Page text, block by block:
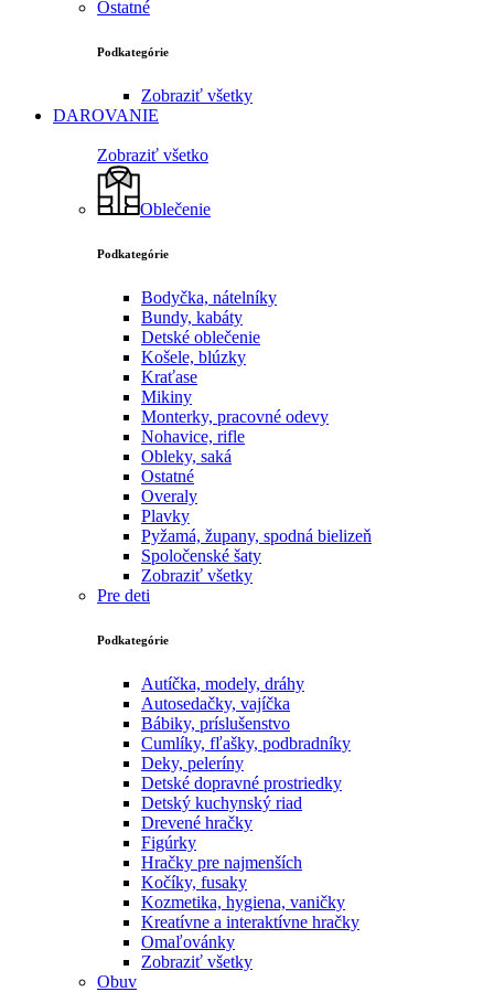
Ostatné
Podkategórie
Zobraziť všetky
DAROVANIE
Zobraziť všetko
Oblečenie
Podkategórie
Bodyčka, nátelníky
Bundy, kabáty
Detské oblečenie
Košele, blúzky
Kraťase
Mikiny
Monterky, pracovné odevy
Nohavice, rifle
Obleky, saká
Ostatné
Overaly
Plavky
Pyžamá, župany, spodná bielizeň
Spoločenské šaty
Zobraziť všetky
Pre deti
Podkategórie
Autíčka, modely, dráhy
Autosedačky, vajíčka
Bábiky, príslušenstvo
Cumlíky, fľašky, podbradníky
Deky, peleríny
Detské dopravné prostriedky
Detský kuchynský riad
Drevené hračky
Figúrky
Hračky pre najmenších
Kočíky, fusaky
Kozmetika, hygiena, vaničky
Kreatívne a interaktívne hračky
Omaľovánky
Zobraziť všetky
Obuv